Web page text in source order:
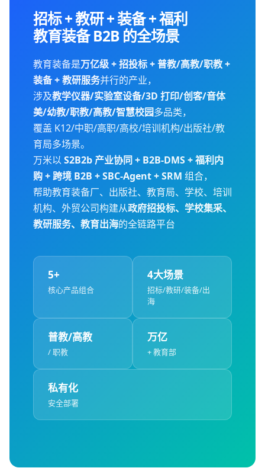
招标 + 教研 + 装备 + 福利
教育装备 B2B 的全场景
教育装备是万亿级 + 招投标 + 普教/高教/职教 +
装备 + 教研服务并行的产业，
涉及教学仪器/实验室设备/3D 打印/创客/音体
美/幼教/职教/高教/智慧校园多品类，
覆盖 K12/中职/高职/高校/培训机构/出版社/教
育局多场景。
万米以 S2B2b 产业协同 + B2B-DMS + 福利内
购 + 跨境 B2B + SBC-Agent + SRM 组合，
帮助教育装备厂、出版社、教育局、学校、培训
机构、外贸公司构建从政府招投标、学校集采、
教研服务、教育出海的全链路平台
5+
核心产品组合
4大场景
招标/教研/装备/出
海
普教/高教
/ 职教
万亿
+ 教育部
私有化
安全部署